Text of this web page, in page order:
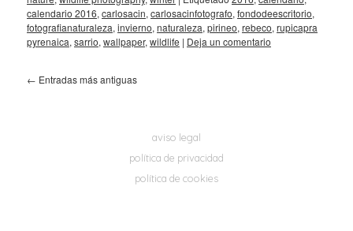
calendario 2016, carlosacin, carlosacinfotografo, fondodeescritorio,
fotografianaturaleza, invierno, naturaleza, pirineo, rebeco, rupicapra
pyrenaica, sarrio, wallpaper, wildlife | Deja un comentario
← Entradas más antiguas
aviso legal
política de privacidad
política de cookies